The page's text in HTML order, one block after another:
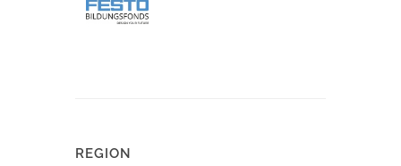
REGION